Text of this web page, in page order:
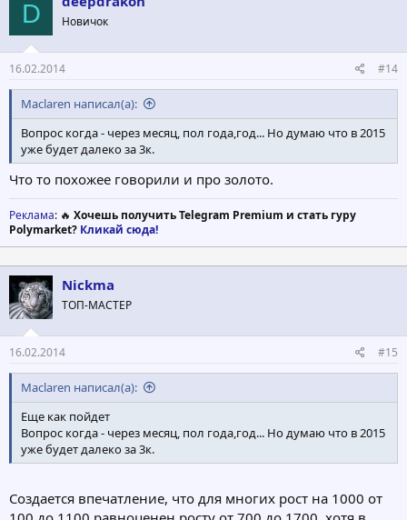
D Новичок
16.02.2014 #14
Maclaren написал(а):
Вопрос когда - через месяц, пол года,год... Но думаю что в 2015
уже будет далеко за 3к.
Что то похожее говорили и про золото.
Реклама: 🔥 Хочешь получить Telegram Premium и стать гуру
Polymarket? Кликай сюда!
Nickma
ТОП-МАСТЕР
16.02.2014 #15
Maclaren написал(а):
Еще как пойдет
Вопрос когда - через месяц, пол года,год... Но думаю что в 2015
уже будет далеко за 3к.
Создается впечатление, что для многих рост на 1000 от